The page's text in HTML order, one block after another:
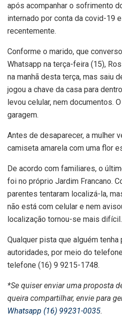
após acompanhar o sofrimento
internado por conta da covid-19
recentemente.
Conforme o marido, que
Whatsapp na terça-feira (15),
na manhã desta terça, mas saiu
jogou a chave da casa para
levou celular, nem documentos.
garagem.
Antes de desaparecer, a mulher
camiseta amarela com uma flor
De acordo com familiares, o
foi no próprio Jardim Francano.
parentes tentaram localizá-la,
não está com celular e nem
localização tornou-se mais difícil.
Qualquer pista que alguém
autoridades, por meio do
telefone (16) 9 9215-1748.
*Se quiser enviar uma proposta
queira compartilhar, envie para
Whatsapp (16) 99231-0035.